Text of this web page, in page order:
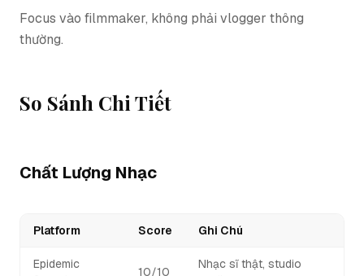
Focus vào filmmaker, không phải vlogger thông
thường.
So Sánh Chi Tiết
Chất Lượng Nhạc
Platform Score Ghi Chú
Epidemic
10/10
Nhạc sĩ thật, studio